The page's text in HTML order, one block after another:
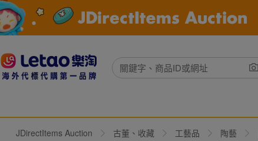
JDirectItems Auction 古董、收藏 工藝品 陶藝